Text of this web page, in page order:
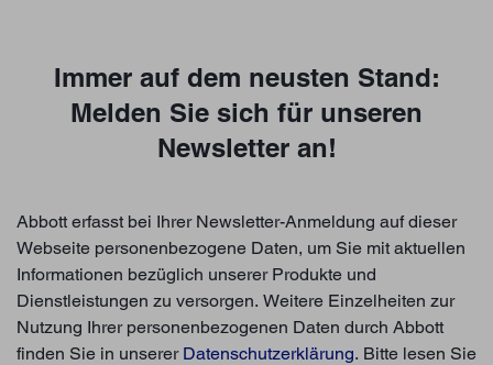
Immer auf dem neusten Stand:
Melden Sie sich für unseren
Newsletter an!
Abbott erfasst bei Ihrer Newsletter-Anmeldung auf dieser
Webseite personenbezogene Daten, um Sie mit aktuellen
Informationen bezüglich unserer Produkte und
Dienstleistungen zu versorgen. Weitere Einzelheiten zur
Nutzung Ihrer personenbezogenen Daten durch Abbott
finden Sie in unserer Datenschutzerklärung. Bitte lesen Sie